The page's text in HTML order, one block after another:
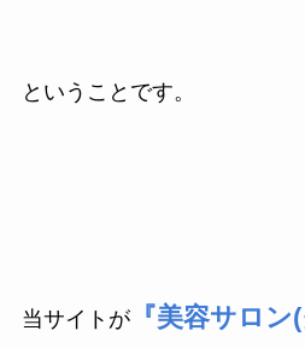
ということです。
当サイトが『美容サロン